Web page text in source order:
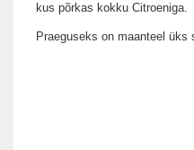
kus põrkas kokku Citroeniga.
Praeguseks on maanteel üks